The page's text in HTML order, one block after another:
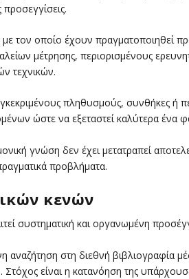
τον οποίο έχουν πραγματοποιηθεί
μέτρησης, περιορισμένους
τεχνικών.
πληθυσμούς, συνθήκες ή
ώστε να εξεταστεί καλύτερα ένα
γνώση δεν έχει μετατραπεί
προβλήματα.
κενών
συστηματική και οργανωμένη
αναζήτηση στη διεθνή βιβλιογραφία
είναι η κατανόηση της